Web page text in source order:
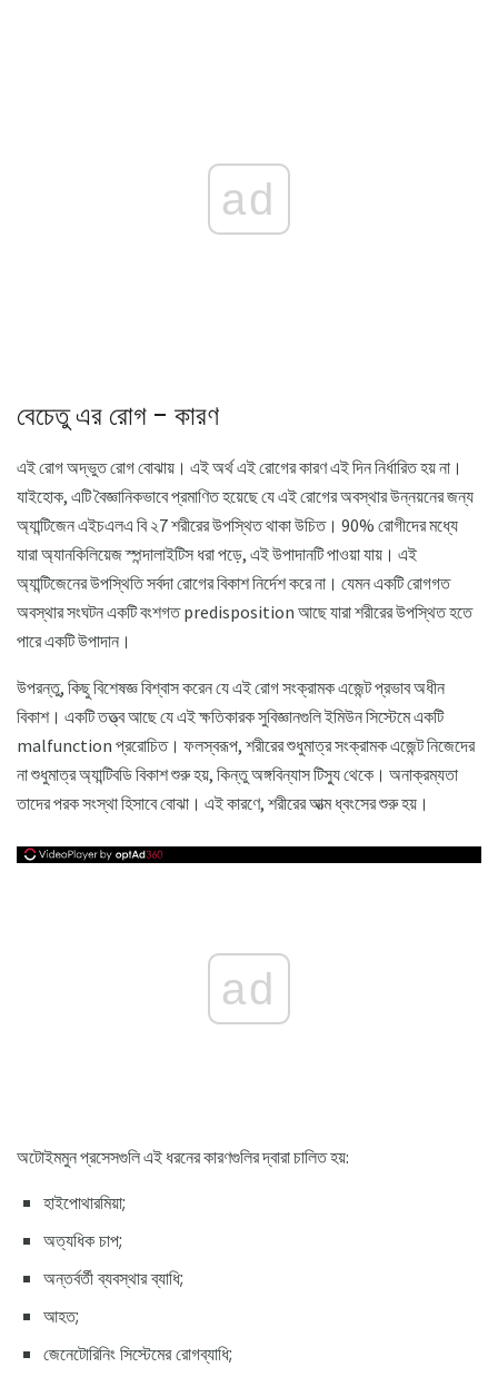
ad
বেচেতু এর রোগ - কারণ
এই রোগ অদ্ভুত রোগ বোঝায়। এই অর্থ এই রোগের কারণ এই দিন নির্ধারিত হয় না।
যাইহোক, এটি বৈজ্ঞানিকভাবে প্রমাণিত হয়েছে যে এই রোগের অবস্থার উন্নয়নের জন্য
অ্যান্টিজেন এইচএলএ বি ২7 শরীরের উপস্থিত থাকা উচিত। 90% রোগীদের মধ্যে
যারা অ্যানকিলিয়েজ স্পন্দালাইটিস ধরা পড়ে, এই উপাদানটি পাওয়া যায়। এই
অ্যান্টিজেনের উপস্থিতি সর্বদা রোগের বিকাশ নির্দেশ করে না। যেমন একটি রোগগত
অবস্থার সংঘটন একটি বংশগত predisposition আছে যারা শরীরের উপস্থিত হতে
পারে একটি উপাদান।
উপরন্তু, কিছু বিশেষজ্ঞ বিশ্বাস করেন যে এই রোগ সংক্রামক এজেন্ট প্রভাব অধীন
বিকাশ। একটি তত্ত্ব আছে যে এই ক্ষতিকারক সুবিজ্ঞানগুলি ইমিউন সিস্টেমে একটি
malfunction প্ররোচিত। ফলস্বরূপ, শরীরের শুধুমাত্র সংক্রামক এজেন্ট নিজেদের
না শুধুমাত্র অ্যান্টিবডি বিকাশ শুরু হয়, কিন্তু অঙ্গবিন্যাস টিস্যু থেকে। অনাক্রম্যতা
তাদের পরক সংস্থা হিসাবে বোঝা। এই কারণে, শরীরের আত্ম ধ্বংসের শুরু হয়।
ad
অটোইমমুন প্রসেসগুলি এই ধরনের কারণগুলির দ্বারা চালিত হয়:
হাইপোথারমিয়া;
অত্যধিক চাপ;
অন্তর্বর্তী ব্যবস্থার ব্যাধি;
আহত;
জেনেটোরিনিং সিস্টেমের রোগব্যাধি;